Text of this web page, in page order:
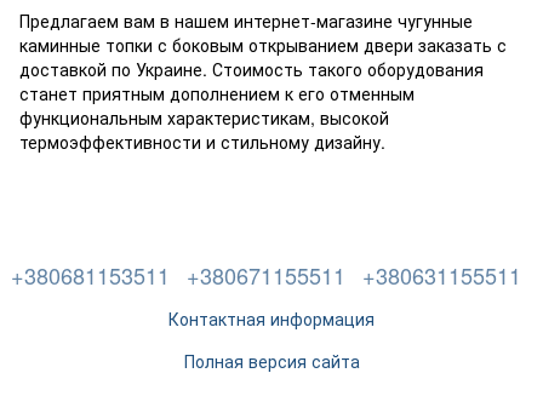
Предлагаем вам в нашем интернет-магазине чугунные
каминные топки с боковым открыванием двери заказать с
доставкой по Украине. Стоимость такого оборудования
станет приятным дополнением к его отменным
функциональным характеристикам, высокой
термоэффективности и стильному дизайну.
+380681153511 +380671155511 +380631155511
Контактная информация
Полная версия сайта